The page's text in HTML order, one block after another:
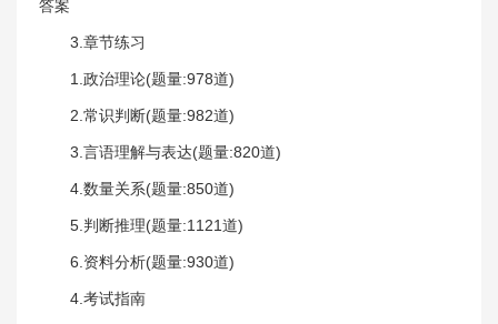
答案
3.章节练习
1.政治理论(题量:978道)
2.常识判断(题量:982道)
3.言语理解与表达(题量:820道)
4.数量关系(题量:850道)
5.判断推理(题量:1121道)
6.资料分析(题量:930道)
4.考试指南